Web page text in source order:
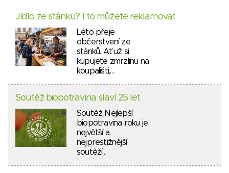
Jídlo ze stánku? I to můžete reklamovat
Léto přeje
občerstvení ze
stánků. Ať už si
kupujete zmrzlinu na
koupališti,…
Soutěž biopotravina slaví 25 let
Soutěž Nejlepší
biopotravina roku je
největší a
nejprestižnější
soutěží…